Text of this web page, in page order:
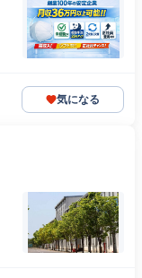
気になる